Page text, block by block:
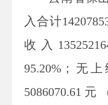
入合计
收入
95.20%；无
5086070.61 元